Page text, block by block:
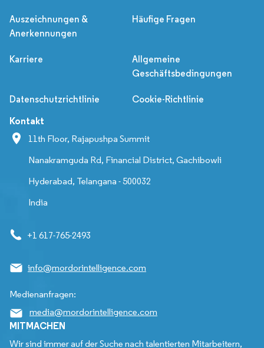
Auszeichnungen &
Anerkennungen
Häufige Fragen
Karriere
Allgemeine
Geschäftsbedingungen
Datenschutzrichtlinie Cookie-Richtlinie
Kontakt
11th Floor, Rajapushpa Summit
Nanakramguda Rd, Financial District, Gachibowli
Hyderabad, Telangana - 500032
India
+1 617-765-2493
info@mordorintelligence.com
Medienanfragen:
media@mordorintelligence.com
MITMACHEN
Wir sind immer auf der Suche nach talentierten Mitarbeitern,